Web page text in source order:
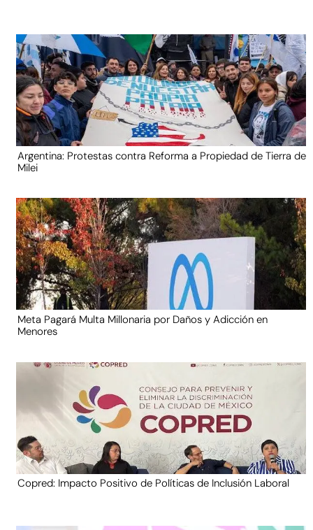
Argentina: Protestas contra Reforma a Propiedad de Tierra de
Milei
Meta Pagará Multa Millonaria por Daños y Adicción en
Menores
Copred: Impacto Positivo de Políticas de Inclusión Laboral